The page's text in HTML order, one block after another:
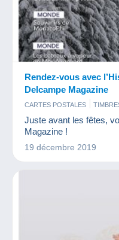
Rendez-vous avec
Delcampe Magazine
CARTES POSTALES
Juste avant les fêtes,
Magazine !
19 décembre 2019